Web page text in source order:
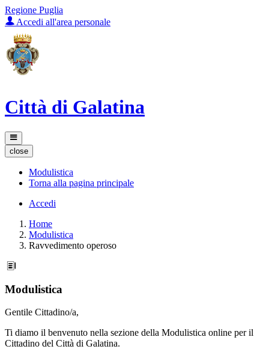
Regione Puglia
Accedi all'area personale
Città di Galatina
close
Modulistica
Torna alla pagina principale
Accedi
Home
Modulistica
Ravvedimento operoso
Modulistica
Gentile Cittadino/a,
Ti diamo il benvenuto nella sezione della Modulistica online per il
Cittadino del Città di Galatina.